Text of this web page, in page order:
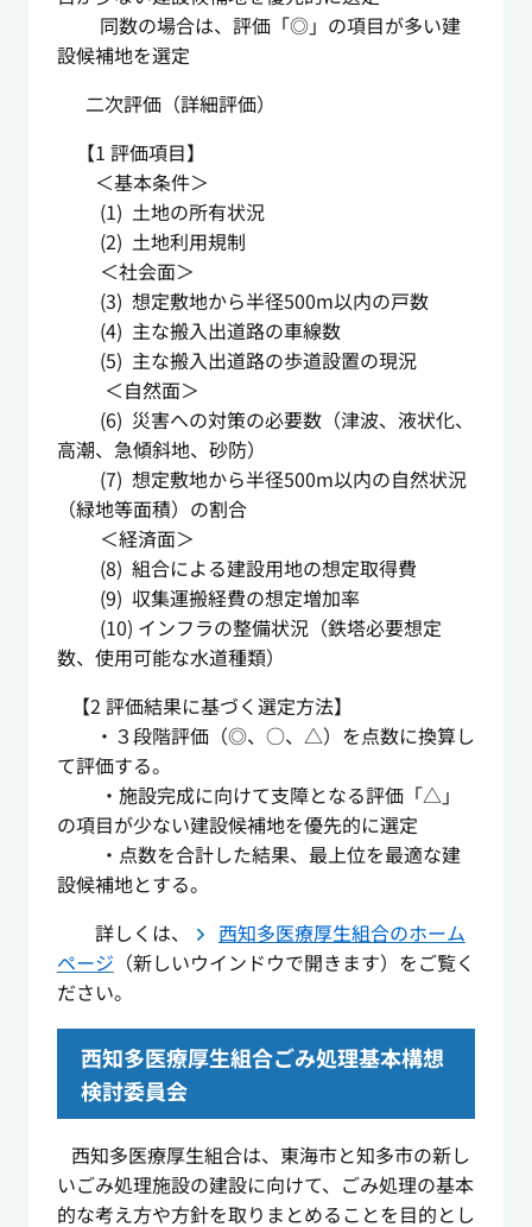
同数の場合は、評価「◎」の項目が多い建
設候補地を選定
二次評価（詳細評価）
【1 評価項目】
＜基本条件＞
(1) 土地の所有状況
(2) 土地利用規制
＜社会面＞
(3) 想定敷地から半径500m以内の戸数
(4) 主な搬入出道路の車線数
(5) 主な搬入出道路の歩道設置の現況
＜自然面＞
(6) 災害への対策の必要数（津波、液状化、
高潮、急傾斜地、砂防）
(7) 想定敷地から半径500m以内の自然状況
（緑地等面積）の割合
＜経済面＞
(8) 組合による建設用地の想定取得費
(9) 収集運搬経費の想定増加率
(10) インフラの整備状況（鉄塔必要想定
数、使用可能な水道種類）
【2 評価結果に基づく選定方法】
・３段階評価（◎、○、△）を点数に換算し
て評価する。
・施設完成に向けて支障となる評価「△」
の項目が少ない建設候補地を優先的に選定
・点数を合計した結果、最上位を最適な建
設候補地とする。
詳しくは、
西知多医療厚生組合のホーム
ページ （新しいウインドウで開きます）をご覧く
ださい。
西知多医療厚生組合ごみ処理基本構想
検討委員会
西知多医療厚生組合は、東海市と知多市の新し
いごみ処理施設の建設に向けて、ごみ処理の基本
的な考え方や方針を取りまとめることを目的とし